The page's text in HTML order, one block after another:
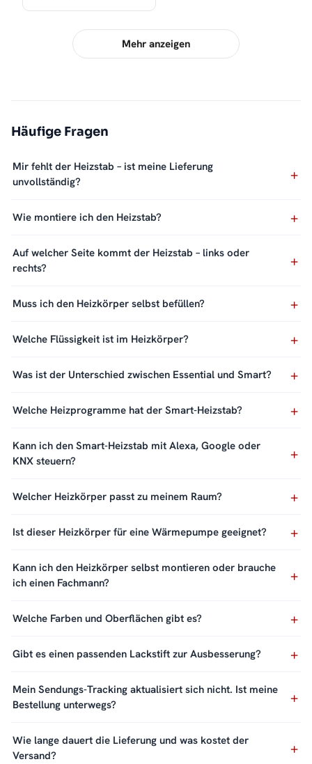
Mehr anzeigen
Häufige Fragen
Mir fehlt der Heizstab – ist meine Lieferung
unvollständig?
Wie montiere ich den Heizstab?
Auf welcher Seite kommt der Heizstab – links oder
rechts?
Muss ich den Heizkörper selbst befüllen?
Welche Flüssigkeit ist im Heizkörper?
Was ist der Unterschied zwischen Essential und Smart?
Welche Heizprogramme hat der Smart-Heizstab?
Kann ich den Smart-Heizstab mit Alexa, Google oder
KNX steuern?
Welcher Heizkörper passt zu meinem Raum?
Ist dieser Heizkörper für eine Wärmepumpe geeignet?
Kann ich den Heizkörper selbst montieren oder brauche
ich einen Fachmann?
Welche Farben und Oberflächen gibt es?
Gibt es einen passenden Lackstift zur Ausbesserung?
Mein Sendungs-Tracking aktualisiert sich nicht. Ist meine
Bestellung unterwegs?
Wie lange dauert die Lieferung und was kostet der
Versand?